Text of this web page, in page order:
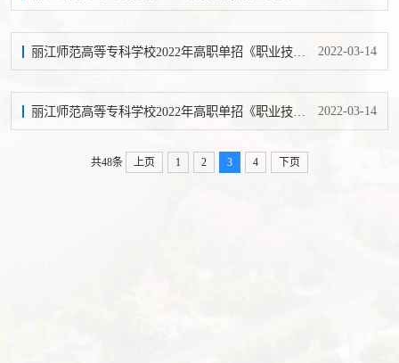
2022-03-14
2022-03-14
共48条 上页 1 2 3 4 下页